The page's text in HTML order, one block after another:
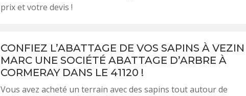
prix et votre devis !
CONFIEZ L’ABATTAGE DE VOS SAPINS À VEZIN
MARC UNE SOCIÉTÉ ABATTAGE D’ARBRE À
CORMERAY DANS LE 41120 !
Vous avez acheté un terrain avec des sapins tout autour de